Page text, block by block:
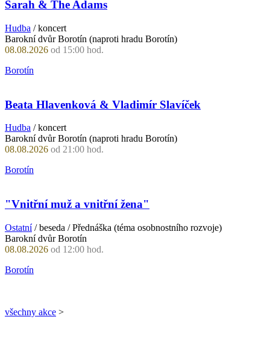
Sarah & The Adams
Hudba / koncert
Barokní dvůr Borotín (naproti hradu Borotín)
08.08.2026 od 15:00 hod.
Borotín
Beata Hlavenková & Vladimír Slavíček
Hudba / koncert
Barokní dvůr Borotín (naproti hradu Borotín)
08.08.2026 od 21:00 hod.
Borotín
"Vnitřní muž a vnitřní žena"
Ostatní/ beseda / Přednáška (téma osobnostního rozvoje)
Barokní dvůr Borotín
08.08.2026 od 12:00 hod.
Borotín
všechny akce >